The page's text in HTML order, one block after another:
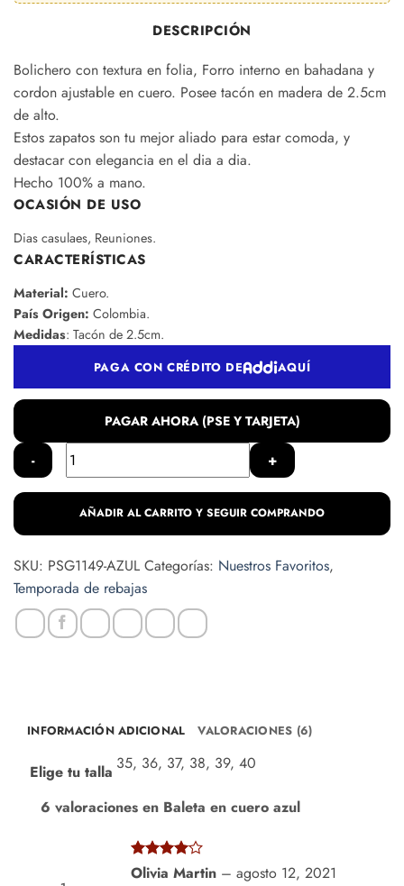
DESCRIPCIÓN
Bolichero con textura en folia, Forro interno en bahadana y
cordon ajustable en cuero. Posee tacón en madera de 2.5cm
de alto.
Estos zapatos son tu mejor aliado para estar comoda, y
destacar con elegancia en el dia a dia.
Hecho 100% a mano.
OCASIÓN DE USO
Dias casulaes, Reuniones.
CARACTERÍSTICAS
Material: Cuero.
País Origen: Colombia.
Medidas: Tacón de 2.5cm.
Baleta
en
cuero
cantidad
AÑADIR AL CARRITO Y SEGUIR COMPRANDO
PAGAR AHORA (PSE Y TARJETA)
PAGA CON CRÉDITO DE AQUÍ
SKU: PSG1149-AZUL Categorías: Nuestros Favoritos,
Temporada de rebajas
INFORMACIÓN ADICIONAL VALORACIONES (6)
Elige tu talla 35, 36, 37, 38, 39, 40
6 valoraciones en Baleta en cuero azul
Valorado
con
Olivia Martin – agosto 12, 2021